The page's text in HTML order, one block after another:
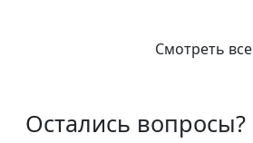
Смотреть все
Остались вопросы?